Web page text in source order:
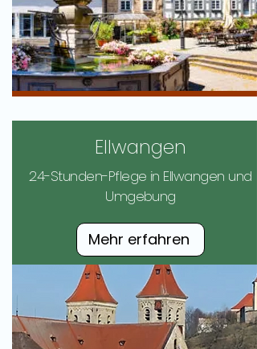
Ellwangen
24-Stunden-Pflege in Ellwangen und
Umgebung
Mehr erfahren